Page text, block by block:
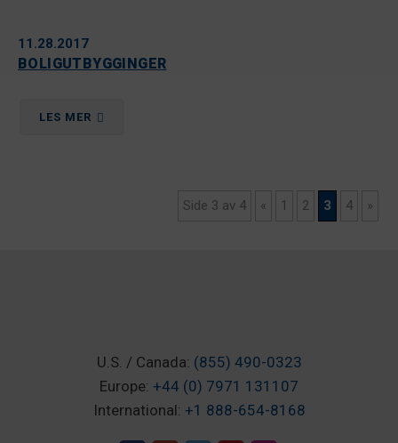
11.28.2017
BOLIGUTBYGGINGER
LES MER
Side 3 av 4 « 1 2 3 4 »
U.S. / Canada: (855) 490-0323
Europe: +44 (0) 7971 131107
International: +1 888-654-8168